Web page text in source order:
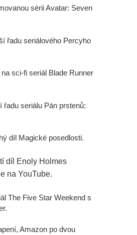
sérii Avatar: Seven
řadu seriálového Percyho
na sci-fi seriál Blade Runner
řadu seriálu Pán prstenů:
díl Magické posedlosti.
díl Enoly Holmes
na YouTube.
The Five Star Weekend s
Amazon po dvou